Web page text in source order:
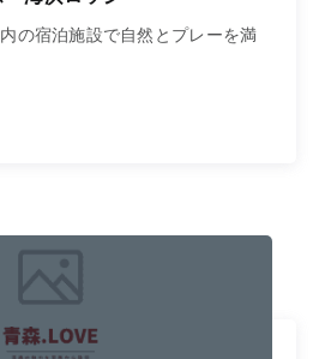
の宿泊施設で自然とプレーを満